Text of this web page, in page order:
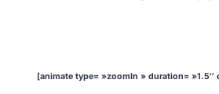
[animate type= »zoomIn » duration= »1.5″